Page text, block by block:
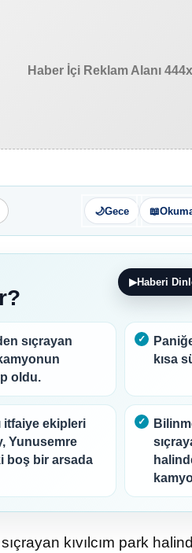
Haber İçi Reklam Alanı
🌙Gece 📖
▶Haberi
sıçrayan
oldu.
kısa
itfaiye ekipleri
Yunusemre
boş bir arsada
kıvılcım park